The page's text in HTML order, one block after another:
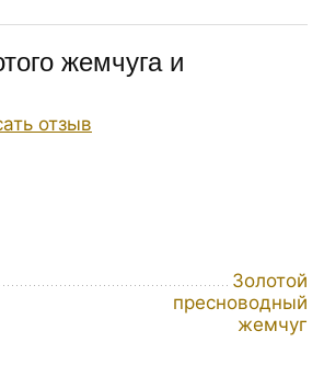
жемчуга и
отзыв
Золотой
пресноводный
жемчуг